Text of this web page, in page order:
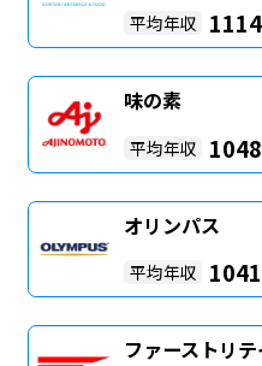
平均年収 1114
味の素
平均年収 1048
オリンパス
平均年収 1041
ファーストリ